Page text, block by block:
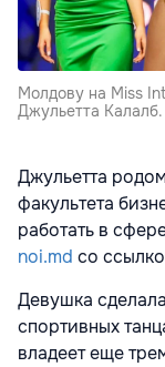
Молдову на Miss
Джульетта Калалб.
Джульетта
факультета
работать в
noi.md со
Девушка
спортивных
владеет еще